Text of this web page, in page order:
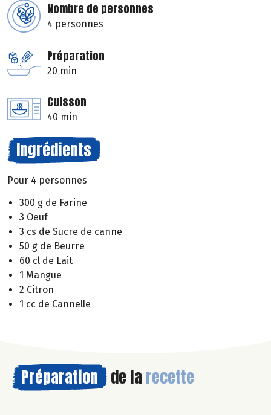
Nombre de personnes
4 personnes
Préparation
20 min
Cuisson
40 min
Ingrédients
Pour 4 personnes
300 g de Farine
3 Oeuf
3 cs de Sucre de canne
50 g de Beurre
60 cl de Lait
1 Mangue
2 Citron
1 cc de Cannelle
Préparation de la recette